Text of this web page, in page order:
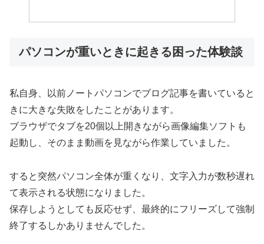
パソコンが重いときに起きる困った体験談
私自身、以前ノートパソコンでブログ記事を書いていると
きに大きな失敗をしたことがあります。
ブラウザでタブを20個以上開きながら画像編集ソフトも
起動し、そのまま動画を見ながら作業していました。
すると突然パソコン全体が重くなり、文字入力が数秒遅れ
て表示される状態になりました。
保存しようとしても反応せず、最終的にフリーズして強制
終了するしかありませんでした。